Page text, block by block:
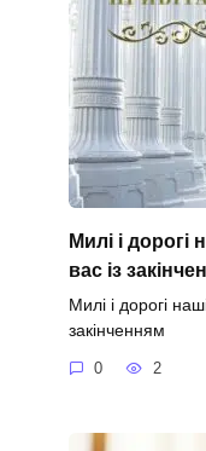
Милі і дорогі
вас із
Милі і дорогі
закінченням
0 2